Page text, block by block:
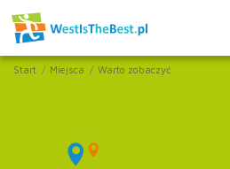
Start Miejsca Warto zobaczyć